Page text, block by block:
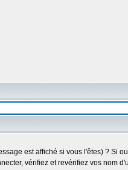
est affiché si vous l'êtes) ? Si
vérifiez et revérifiez vos nom